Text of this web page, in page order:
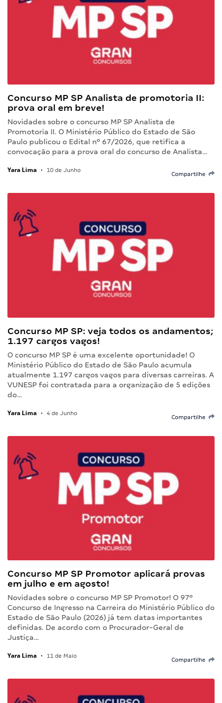
Concurso MP SP Analista de promotoria II:
prova oral em breve!
Novidades sobre o concurso MP SP Analista de
Promotoria II. O Ministério Público do Estado de São
Paulo publicou o Edital nº 67/2026, que retifica a
convocação para a prova oral do concurso de Analista…
Yara Lima • 10 de Junho
Compartilhe
Concurso MP SP: veja todos os andamentos;
1.197 cargos vagos!
O concurso MP SP é uma excelente oportunidade! O
Ministério Público do Estado de São Paulo acumula
atualmente 1.197 cargos vagos para diversas carreiras. A
VUNESP foi contratada para a organização de 5 edições
do…
Yara Lima • 4 de Junho
Compartilhe
Concurso MP SP Promotor aplicará provas
em julho e em agosto!
Novidades sobre o concurso MP SP Promotor! O 97º
Concurso de Ingresso na Carreira do Ministério Público do
Estado de São Paulo (2026) já tem datas importantes
definidas. De acordo com o Procurador-Geral de
Justiça…
Yara Lima • 11 de Maio
Compartilhe